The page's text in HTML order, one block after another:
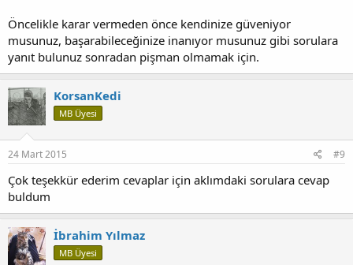
Öncelikle karar vermeden önce kendinize güveniyor
musunuz, başarabileceğinize inanıyor musunuz gibi sorulara
yanıt bulunuz sonradan pişman olmamak için.
KorsanKedi
MB Üyesi
24 Mart 2015 #9
Çok teşekkür ederim cevaplar için aklımdaki sorulara cevap
buldum
İbrahim Yılmaz
MB Üyesi